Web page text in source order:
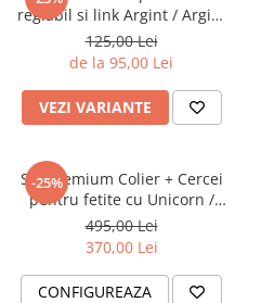
Cadouri pentru Absolvire
Cadou Educatoare / Invatatoare /
Profesoare
Cadouri Cupluri
Cercei din aur
Bijuterii Profesii
Bijuterii Pasiuni & Hobby
Bijuterii Tematice Sport
Bijuterii cu mesaj Motivational
Bijuterii personalizate cu poza
reglabil si link Argint / Argint
placat cu aur 18K - Cupa
Mondiala 2026
125,00 Lei
de la 95,00 Lei
VEZI VARIANTE
-25%
Set Premium Colier + Cercei
pentru fetite cu Unicorn /
Inorog- Argint 925 + Pelicula
Anticoroziva
495,00 Lei
370,00 Lei
CONFIGUREAZA